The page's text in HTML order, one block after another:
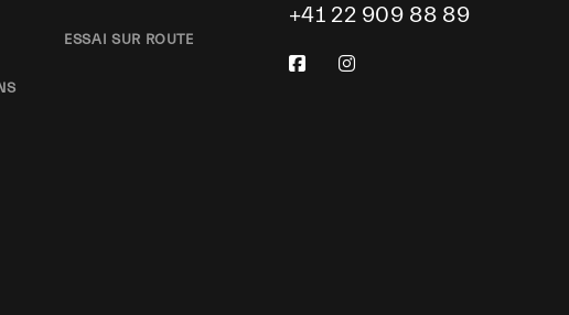
ESSAI SUR ROUTE
+41 22 909 88 89